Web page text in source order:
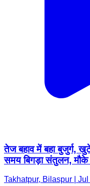
तेज बहाव में बहा बुजुर्ग,
समय बिगड़ा संतुलन, मौके
Takhatpur, Bilaspur |